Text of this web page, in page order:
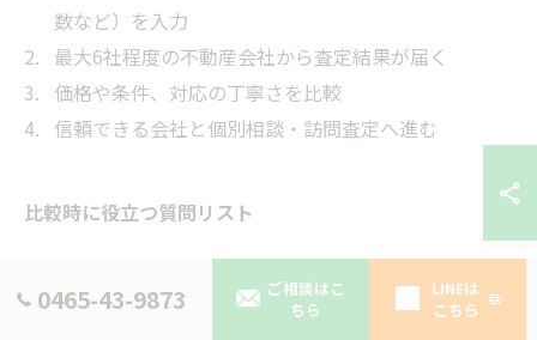
数など）を入力
最大6社程度の不動産会社から査定結果が届く
価格や条件、対応の丁寧さを比較
信頼できる会社と個別相談・訪問査定へ進む
比較時に役立つ質問リスト
どの地域・駅に強いか
0465-43-9873
ご相談はこ
ちら
LINEは
こちら